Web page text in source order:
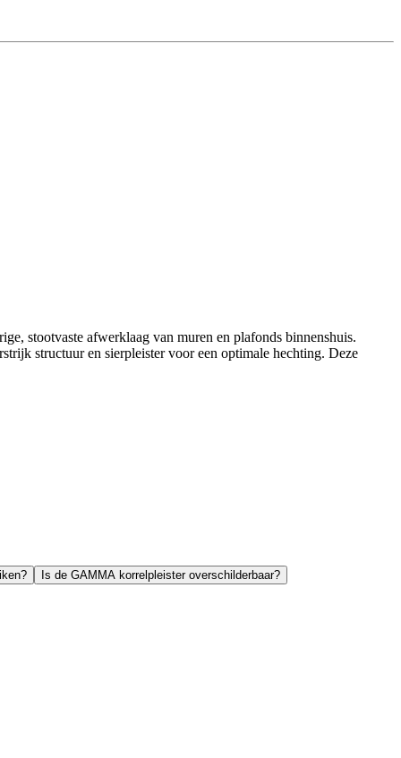
stootvaste afwerklaag van muren en plafonds binnenshuis.
structuur en sierpleister voor een optimale hechting. Deze
Is de GAMMA korrelpleister overschilderbaar?